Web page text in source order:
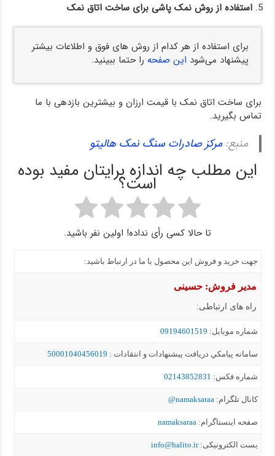
استفاده از روش نمک پاشی برای ساخت اتاق نمک
برای استفاده از هر کدام از روش های فوق و اطلاعات بیشتر
پیشنهاد می‌شود این صفحه را حتما ببینید.
برای ساخت اتاق نمک با قیمت ارزان و بیشترین بازدهی با ما
تماس بگیرید.
منبع:مرکز صادرات سنگ نمک هالیتو
این مطلب چه اندازه برایتان مفید بوده
است؟
تا حالا کسی رأی نداده! اولین نفر باشید.
جهت خرید و فروش این محصول با ما در ارتباط باشید:
مدیر فروش: حسینی
راه های ارتباطی:
شماره موبايل: 09194601519
سامانه پيامکي دریافت پیشنهادات و انتقادات : 50001040456019
شماره فکس: 02143852831
کانال تلگرام:namaksaraa@
صفحه اینستاگرام:namaksaraa
یست الکترونیکی:info@halito.ir